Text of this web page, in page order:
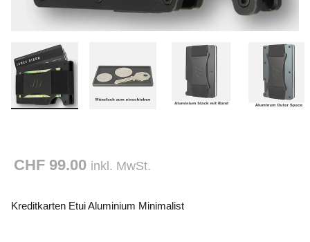
CHF 99.00 inkl. MwSt.
Kreditkarten Etui Aluminium Minimalist